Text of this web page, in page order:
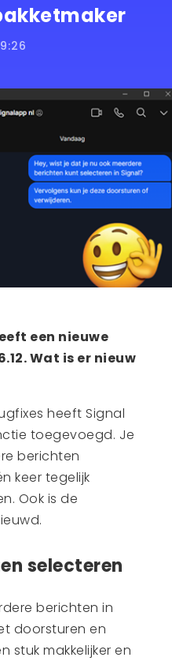
een nieuwe
Wat is er nieuw
heeft Signal
toegevoegd. Je
berichten
keer tegelijk
Ook is de
selecteren
berichten in
doorsturen en
stuk makkelijker en